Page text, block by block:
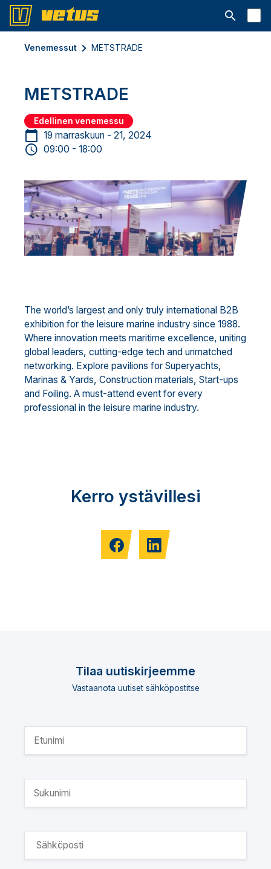
Avaa
Venemessut METSTRADE
METSTRADE
Edellinen venemessu
19 marraskuun - 21, 2024
09:00 - 18:00
The world’s largest and only truly international B2B
exhibition for the leisure marine industry since 1988.
Where innovation meets maritime excellence, uniting
global leaders, cutting-edge tech and unmatched
networking. Explore pavilions for Superyachts,
Marinas & Yards, Construction materials, Start-ups
and Foiling. A must-attend event for every
professional in the leisure marine industry.
Kerro ystävillesi
Tilaa uutiskirjeemme
Vastaanota uutiset sähköpostitse